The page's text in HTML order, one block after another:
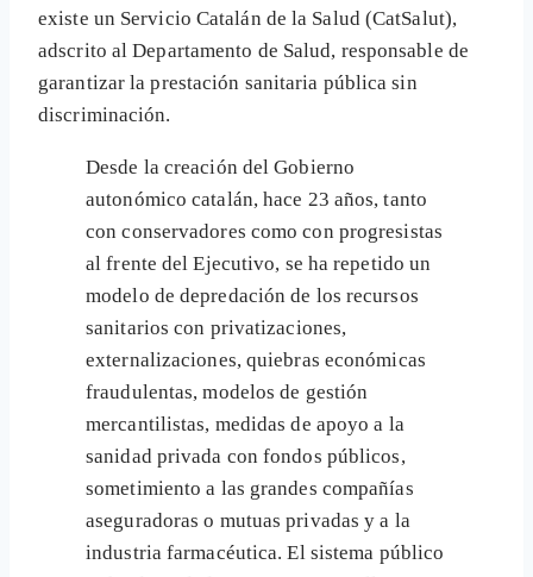
existe un Servicio Catalán de la Salud (CatSalut),
adscrito al Departamento de Salud, responsable de
garantizar la prestación sanitaria pública sin
discriminación.
Desde la creación del Gobierno
autonómico catalán, hace 23 años, tanto
con conservadores como con progresistas
al frente del Ejecutivo, se ha repetido un
modelo de depredación de los recursos
sanitarios con privatizaciones,
externalizaciones, quiebras económicas
fraudulentas, modelos de gestión
mercantilistas, medidas de apoyo a la
sanidad privada con fondos públicos,
sometimiento a las grandes compañías
aseguradoras o mutuas privadas y a la
industria farmacéutica. El sistema público